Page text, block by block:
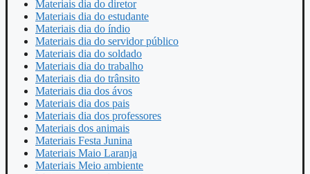
Materiais dia do diretor
Materiais dia do estudante
Materiais dia do índio
Materiais dia do servidor público
Materiais dia do soldado
Materiais dia do trabalho
Materiais dia do trânsito
Materiais dia dos ávos
Materiais dia dos pais
Materiais dia dos professores
Materiais dos animais
Materiais Festa Junina
Materiais Maio Laranja
Materiais Meio ambiente